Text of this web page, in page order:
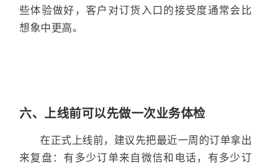
些体验做好，客户对订货入口的接受度通常会比
想象中更高。
六、上线前可以先做一次业务体检
在正式上线前，建议先把最近一周的订单拿出
来复盘：有多少订单来自微信和电话，有多少订